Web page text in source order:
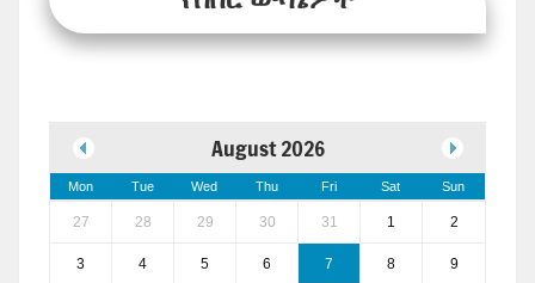
August 2026
Mon Tue Wed Thu Fri Sat Sun
27 28 29 30 31 1 2
3 4 5 6 7 8 9